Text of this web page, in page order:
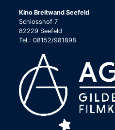
Kino Breitwand Seefeld
Schlosshof 7
82229 Seefeld
Tel.: 08152/981898